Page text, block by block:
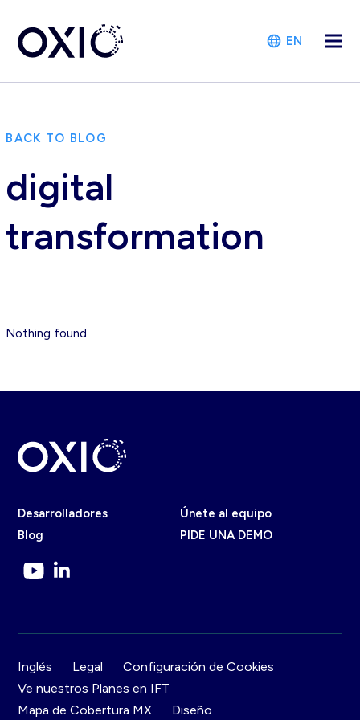
EN
BACK TO BLOG
digital
transformation
Nothing found.
Desarrolladores
Únete al equipo
Blog
PIDE UNA DEMO
Inglés Legal
Configuración de Cookies
Ve nuestros Planes en IFT
Mapa de Cobertura MX
Diseño